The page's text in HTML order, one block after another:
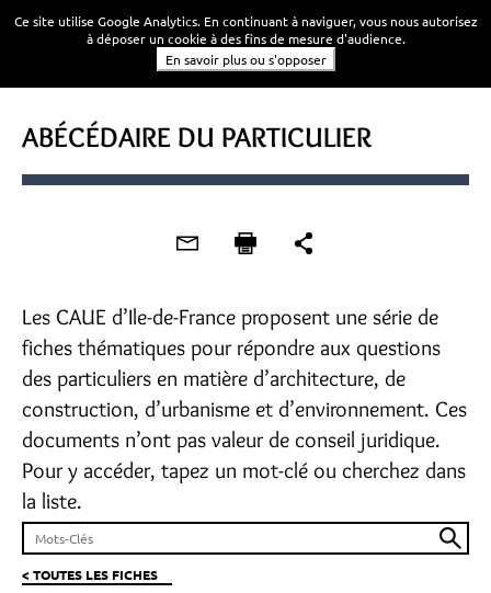
ABÉCÉDAIRE DU PARTICULIER
Les CAUE d’Ile-de-France proposent une série de
fiches thématiques pour répondre aux questions
des particuliers en matière d’architecture, de
construction, d’urbanisme et d’environnement. Ces
documents n’ont pas valeur de conseil juridique.
Pour y accéder, tapez un mot-clé ou cherchez dans
la liste.
< TOUTES LES FICHES
Ce site utilise Google Analytics. En continuant à naviguer, vous nous autorisez
à déposer un cookie à des fins de mesure d'audience.
En savoir plus ou s'opposer